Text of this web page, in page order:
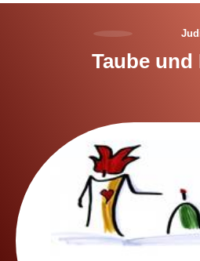
Taube und